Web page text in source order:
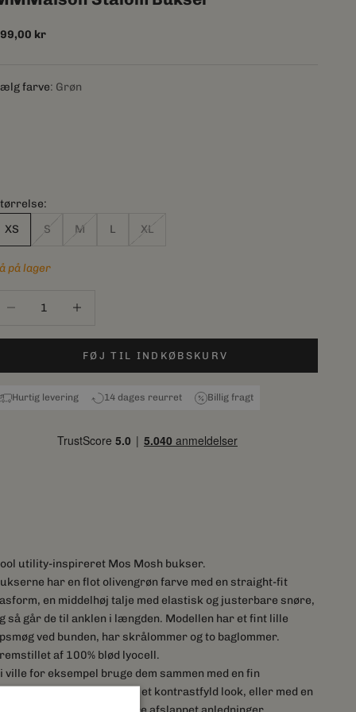
kr
farve Grøn
XS
S M L XL
på lager
FØJ TIL INDKØBSKURV
Hurtig levering 14 dages reurret Billig fragt
utility-inspireret Mos Mosh bukser.
har en flot olivengrøn farve med en straight-fit
en middelhøj talje med elastisk og justerbare snøre,
så går de til anklen i længden. Modellen har et fint lille
ved bunden, har skrålommer og to baglommer.
af 100% blød lyocell.
ville for eksempel bruge dem sammen med en fin
skjorte/bluse med hæle for et kontrastfyld look, eller med en